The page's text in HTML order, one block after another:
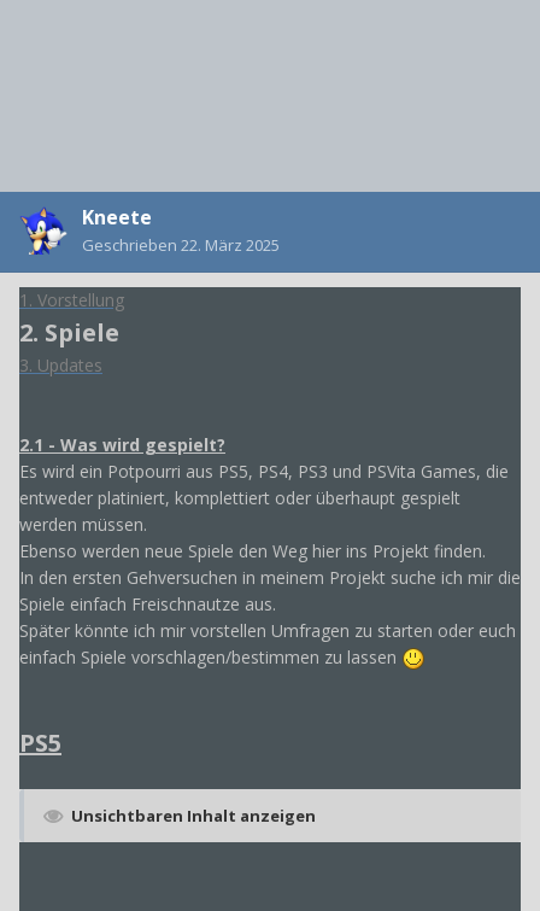
Kneete
Geschrieben 22. März 2025
1. Vorstellung
2. Spiele
3. Updates
2.1 - Was wird gespielt?
Es wird ein Potpourri aus PS5, PS4, PS3 und PSVita Games, die
entweder platiniert, komplettiert oder überhaupt gespielt
werden müssen.
Ebenso werden neue Spiele den Weg hier ins Projekt finden.
In den ersten Gehversuchen in meinem Projekt suche ich mir die
Spiele einfach Freischnautze aus.
Später könnte ich mir vorstellen Umfragen zu starten oder euch
einfach Spiele vorschlagen/bestimmen zu lassen
PS5
Unsichtbaren Inhalt anzeigen